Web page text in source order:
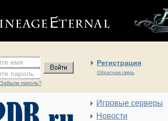
имя Регистрация
Обратная связь
пароль
Забыли пароль?
Игровые серверы
Новости